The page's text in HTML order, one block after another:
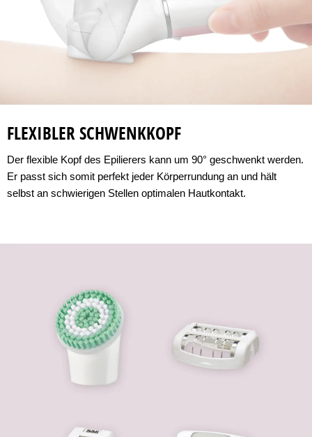
FLEXIBLER SCHWENKKOPF
Der flexible Kopf des Epilierers kann um 90° geschwenkt werden.
Er passt sich somit perfekt jeder Körperrundung an und hält
selbst an schwierigen Stellen optimalen Hautkontakt.